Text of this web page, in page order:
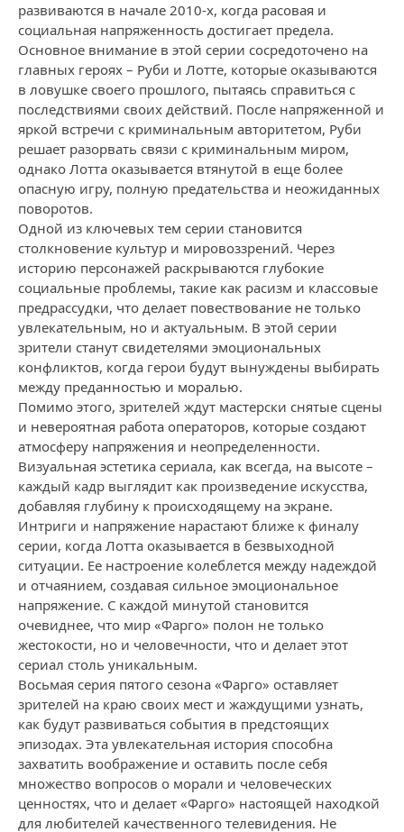
развиваются в начале 2010-х, когда расовая и
социальная напряженность достигает предела.
Основное внимание в этой серии сосредоточено на
главных героях – Руби и Лотте, которые оказываются
в ловушке своего прошлого, пытаясь справиться с
последствиями своих действий. После напряженной и
яркой встречи с криминальным авторитетом, Руби
решает разорвать связи с криминальным миром,
однако Лотта оказывается втянутой в еще более
опасную игру, полную предательства и неожиданных
поворотов.
Одной из ключевых тем серии становится
столкновение культур и мировоззрений. Через
историю персонажей раскрываются глубокие
социальные проблемы, такие как расизм и классовые
предрассудки, что делает повествование не только
увлекательным, но и актуальным. В этой серии
зрители станут свидетелями эмоциональных
конфликтов, когда герои будут вынуждены выбирать
между преданностью и моралью.
Помимо этого, зрителей ждут мастерски снятые сцены
и невероятная работа операторов, которые создают
атмосферу напряжения и неопределенности.
Визуальная эстетика сериала, как всегда, на высоте –
каждый кадр выглядит как произведение искусства,
добавляя глубину к происходящему на экране.
Интриги и напряжение нарастают ближе к финалу
серии, когда Лотта оказывается в безвыходной
ситуации. Ее настроение колеблется между надеждой
и отчаянием, создавая сильное эмоциональное
напряжение. С каждой минутой становится
очевиднее, что мир «Фарго» полон не только
жестокости, но и человечности, что и делает этот
сериал столь уникальным.
Восьмая серия пятого сезона «Фарго» оставляет
зрителей на краю своих мест и жаждущими узнать,
как будут развиваться события в предстоящих
эпизодах. Эта увлекательная история способна
захватить воображение и оставить после себя
множество вопросов о морали и человеческих
ценностях, что и делает «Фарго» настоящей находкой
для любителей качественного телевидения. Не